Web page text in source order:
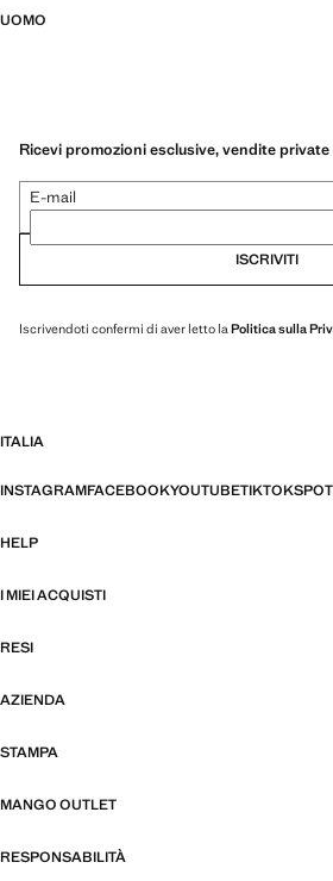
UOMO
Ricevi promozioni esclusive, vendite
E-mail
ISCRIVITI
Iscrivendoti confermi di aver letto la Politica sulla
ITALIA
INSTAGRAMFACEBOOKYOUTUBETIKTOK
HELP
I MIEI ACQUISTI
RESI
AZIENDA
STAMPA
MANGO OUTLET
RESPONSABILITÀ